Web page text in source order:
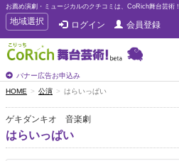
お薦め演劇・ミュージカルのクチコミは、CoRich舞台芸術！
T
o
g
g
e
n
a
v
g
地域選択 ログイン 会員登録
バナー広告お申込み
HOME 公演 はらいっぱい
ゲキダンキオ 音楽劇
はらいっぱい